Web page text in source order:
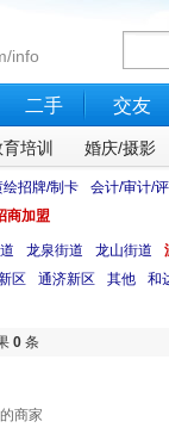
info
二手 交友
培训 婚庆/摄影
绘招牌/制卡
会计/审计/
商加盟
龙泉街道 龙山街道
区 通济新区 其他
和
0 条
商家